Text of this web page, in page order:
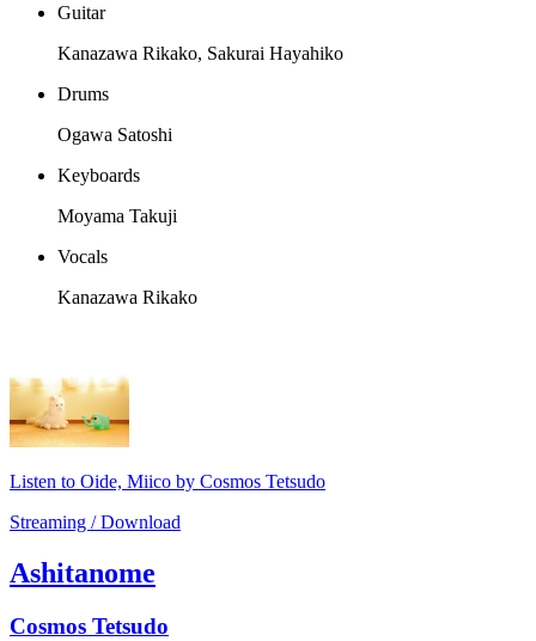
Guitar
Kanazawa Rikako, Sakurai Hayahiko
Drums
Ogawa Satoshi
Keyboards
Moyama Takuji
Vocals
Kanazawa Rikako
Listen to Oide, Miico by Cosmos Tetsudo
Streaming / Download
Ashitanome
Cosmos Tetsudo